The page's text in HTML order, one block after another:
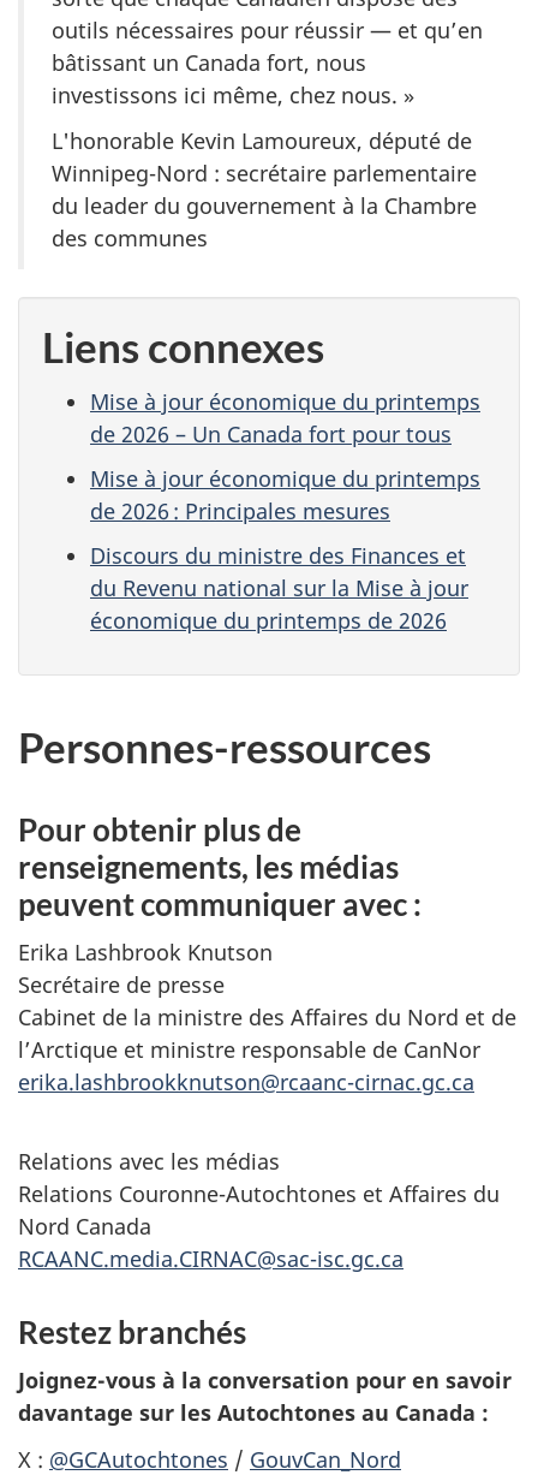
outils nécessaires pour réussir — et qu’en
bâtissant un Canada fort, nous
investissons ici même, chez nous. »
L'honorable Kevin Lamoureux, député de
Winnipeg-Nord : secrétaire parlementaire
du leader du gouvernement à la Chambre
des communes
Liens connexes
Mise à jour économique du printemps
de 2026 – Un Canada fort pour tous
Mise à jour économique du printemps
de 2026 : Principales mesures
Discours du ministre des Finances et
du Revenu national sur la Mise à jour
économique du printemps de 2026
Personnes-ressources
Pour obtenir plus de
renseignements, les médias
peuvent communiquer avec :
Erika Lashbrook Knutson
Secrétaire de presse
Cabinet de la ministre des Affaires du Nord et de
l’Arctique et ministre responsable de CanNor
erika.lashbrookknutson@rcaanc-cirnac.gc.ca
Relations avec les médias
Relations Couronne-Autochtones et Affaires du
Nord Canada
RCAANC.media.CIRNAC@sac-isc.gc.ca
Restez branchés
Joignez-vous à la conversation pour en savoir
davantage sur les Autochtones au Canada :
X : @GCAutochtones / GouvCan_Nord